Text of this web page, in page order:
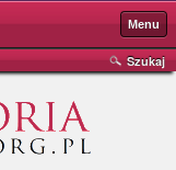
Menu
Szukaj